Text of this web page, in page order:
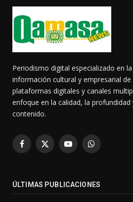
Periodismo digital especializado en
información cultural y empresarial
plataformas digitales y canales
enfoque en la calidad, la profundidad
contenido.
Facebook
X
YouTubeWhatsApp
ÚLTIMAS PUBLICACIONES